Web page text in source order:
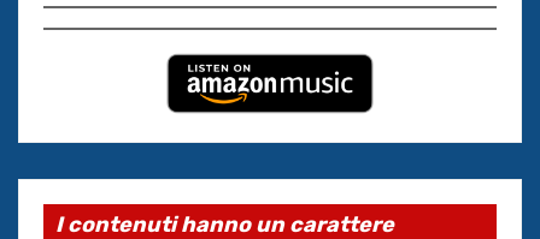
I contenuti hanno un carattere